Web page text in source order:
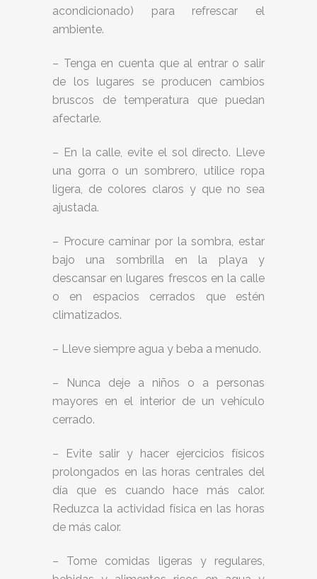
acondicionado) para refrescar el
ambiente.
– Tenga en cuenta que al entrar o salir
de los lugares se producen cambios
bruscos de temperatura que puedan
afectarle.
– En la calle, evite el sol directo. Lleve
una gorra o un sombrero, utilice ropa
ligera, de colores claros y que no sea
ajustada.
– Procure caminar por la sombra, estar
bajo una sombrilla en la playa y
descansar en lugares frescos en la calle
o en espacios cerrados que estén
climatizados.
– Lleve siempre agua y beba a menudo.
– Nunca deje a niños o a personas
mayores en el interior de un vehículo
cerrado.
– Evite salir y hacer ejercicios físicos
prolongados en las horas centrales del
día que es cuando hace más calor.
Reduzca la actividad física en las horas
de más calor.
– Tome comidas ligeras y regulares,